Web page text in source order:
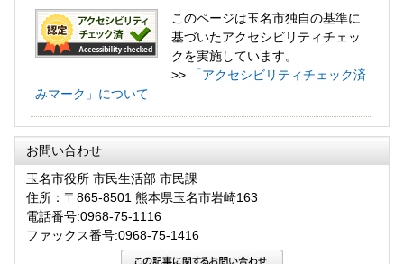
このページは玉名市独自の基準に
基づいたアクセシビリティチェッ
クを実施しています。
>>
「アクセシビリティチェック済
みマーク」について
お問い合わせ
玉名市役所 市民生活部 市民課
住所：〒865-8501 熊本県玉名市岩崎163
電話番号:0968-75-1116
ファックス番号:0968-75-1416